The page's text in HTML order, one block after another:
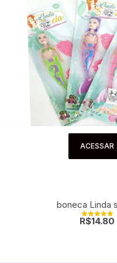
ACESSAR
boneca Linda
Avaliação
R$14.80